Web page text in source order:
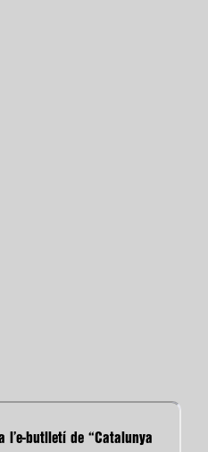
l’e-butlletí de “Catalunya